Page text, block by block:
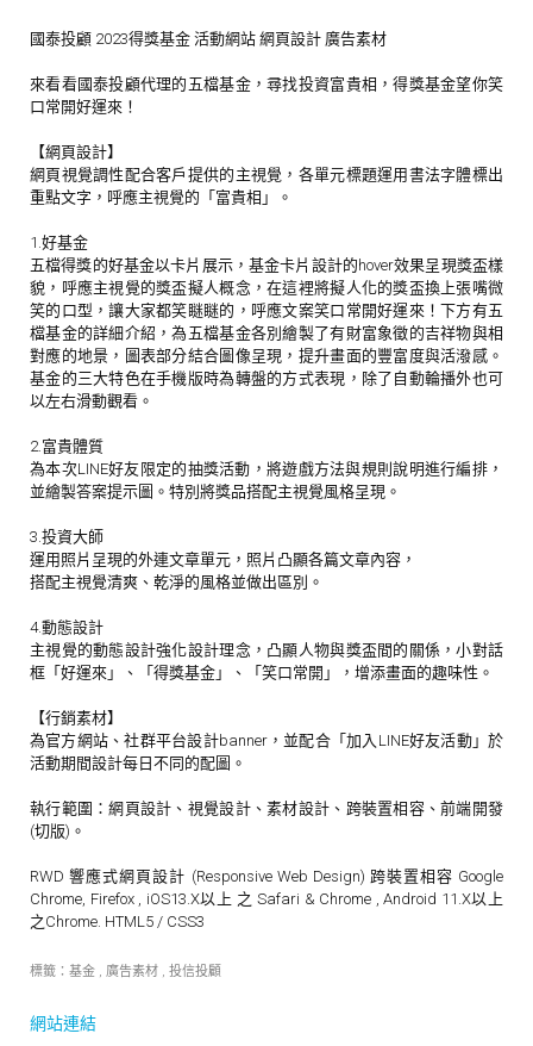
國泰投顧 2023得獎基金 活動網站 網頁設計 廣告素材
來看看國泰投顧代理的五檔基金，尋找投資富貴相，得獎基金望你笑
口常開好運來！
【網頁設計】
網頁視覺調性配合客戶提供的主視覺，各單元標題運用書法字體標出
重點文字，呼應主視覺的「富貴相」。
1.好基金
五檔得獎的好基金以卡片展示，基金卡片設計的hover效果呈現獎盃樣
貌，呼應主視覺的獎盃擬人概念，在這裡將擬人化的獎盃換上張嘴微
笑的口型，讓大家都笑瞇瞇的，呼應文案笑口常開好運來！下方有五
檔基金的詳細介紹，為五檔基金各別繪製了有財富象徵的吉祥物與相
對應的地景，圖表部分結合圖像呈現，提升畫面的豐富度與活潑感。
基金的三大特色在手機版時為轉盤的方式表現，除了自動輪播外也可
以左右滑動觀看。
2.富貴體質
為本次LINE好友限定的抽獎活動，將遊戲方法與規則說明進行編排，
並繪製答案提示圖。特別將獎品搭配主視覺風格呈現。
3.投資大師
運用照片呈現的外連文章單元，照片凸顯各篇文章內容，
搭配主視覺清爽、乾淨的風格並做出區別。
4.動態設計
主視覺的動態設計強化設計理念，凸顯人物與獎盃間的關係，小對話
框「好運來」、「得獎基金」、「笑口常開」，增添畫面的趣味性。
【行銷素材】
為官方網站、社群平台設計banner，並配合「加入LINE好友活動」於
活動期間設計每日不同的配圖。
執行範圍：網頁設計、視覺設計、素材設計、跨裝置相容、前端開發
(切版)。
RWD 響應式網頁設計 (Responsive Web Design) 跨裝置相容 Google
Chrome, Firefox , iOS13.X以上 之 Safari & Chrome , Android 11.X以上
之Chrome. HTML5 / CSS3
標籤： 基金 , 廣告素材 , 投信投顧
網站連結